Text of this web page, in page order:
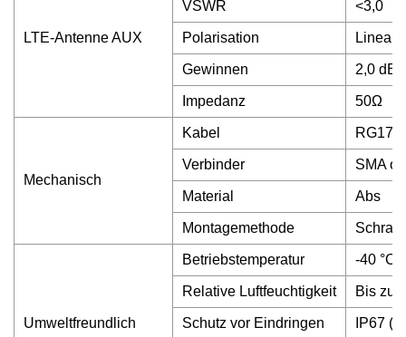
LTE-Antenne AUX
VSWR <3,0
Polarisation Linear
Gewinnen 2,0 dBi
Impedanz 50Ω
Mechanisch
Kabel RG174
Verbinder SMA
Material Abs
Montagemethode
Umweltfreundlich
Betriebstemperatur -40 °C
Relative Luftfeuchtigkeit Bis zu
Schutz vor Eindringen IP67